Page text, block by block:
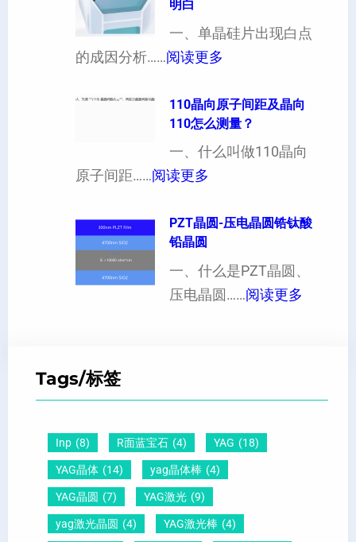
制
（
也
以
定
超
薄
硅
）
向
各
向
度
响
明白
一、单晶硅片出现白点
的成因分析……阅读更多
晶
硅
片
白
或
者
因
？
给
110晶向原子间距及晶向
110怎么测量？
一、什么叫做110晶向
原子间距……阅读更多
1
晶
向
晶
向
1
1
0
PZT晶圆-压电晶圆锆钛酸
铅晶圆
一、什么是PZT晶圆、
压电晶圆……阅读更多
Tags/标签
Inp (8) R面蓝宝石 (4) YAG (18)
YAG晶体 (14) yag晶体棒 (4)
YAG晶圆 (7) YAG激光 (9)
yag激光晶圆 (4) YAG激光棒 (4)